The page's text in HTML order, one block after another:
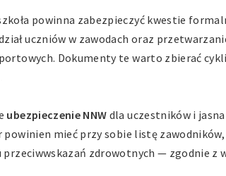
powinna zabezpieczyć kwestie
uczniów w zawodach oraz
Dokumenty te warto zbierać
ubezpieczenie NNW dla uczestników i
mieć przy sobie listę
przeciwwskazań zdrowotnych — zgodnie